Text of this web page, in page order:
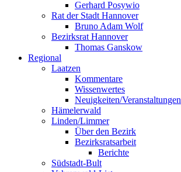
Gerhard Posywio
Rat der Stadt Hannover
Bruno Adam Wolf
Bezirksrat Hannover
Thomas Ganskow
Regional
Laatzen
Kommentare
Wissenwertes
Neuigkeiten/Veranstaltungen
Hämelerwald
Linden/Limmer
Über den Bezirk
Bezirksratsarbeit
Berichte
Südstadt-Bult